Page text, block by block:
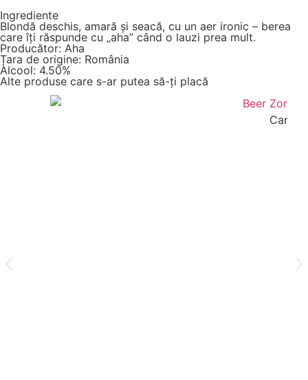
Ingrediente
Blondă deschis, amară și seacă, cu un aer ironic – berea
care îți răspunde cu „aha” când o lauzi prea mult.
Producător: Aha
Țara de origine: România
Alcool: 4.50%
Alte produse care s-ar putea să-ți placă